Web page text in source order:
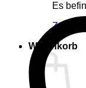
Es
Zurück
Warenkorb